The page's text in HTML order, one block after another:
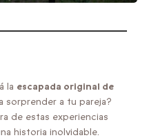
la escapada original de
sorprender a tu pareja?
de estas experiencias
historia inolvidable.